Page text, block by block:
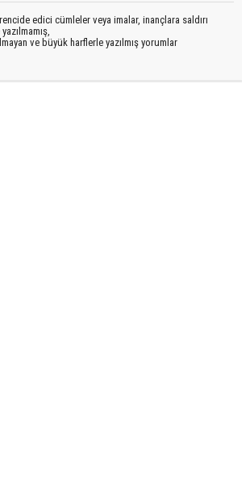
edici cümleler veya imalar, inançlara saldırı
ve büyük harflerle yazılmış yorumlar